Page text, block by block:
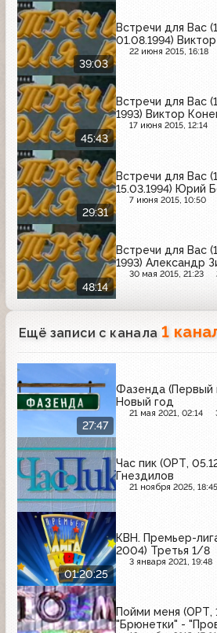
39:03
Встречи для Вас
01.08.1994)
22 июня 2015, 16:18
45:43
Встречи для Вас
1993) Виктор
17 июня 2015, 12:14
29:31
Встречи для Вас
15.03.1994) Юрий
7 июня 2015, 10:50
48:14
Встречи для Вас
1993) Александр
30 мая 2015, 21:23
Ещё записи с канала 1
27:47
Фазенда (Первый
Новый год
21 мая 2021, 02:14
Час пик (ОРТ,
Гнездилов
21 ноября 2025, 18:45
01:20:25
КВН. Премьер-
2004) Третья 1/8
3 января 2021, 19:48
Пойми меня (ОРТ,
"Брюнетки" -